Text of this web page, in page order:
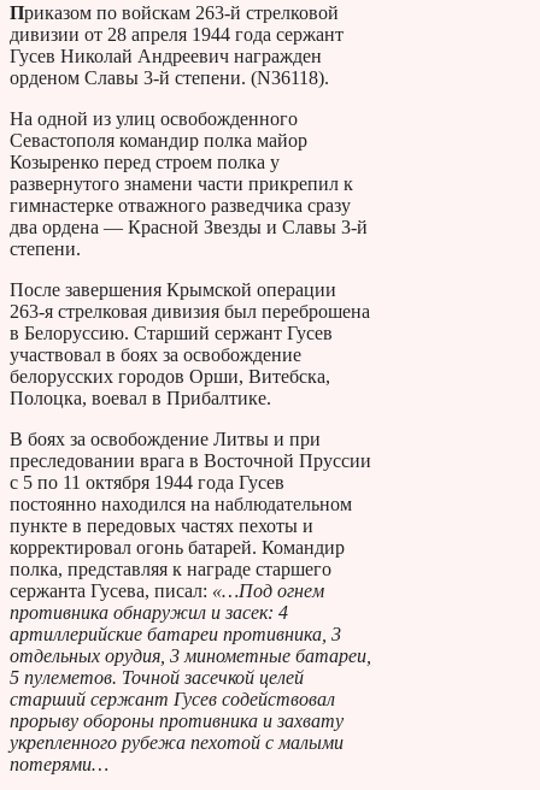
Приказом по войскам 263-й стрелковой
дивизии от 28 апреля 1944 года сержант
Гусев Николай Андреевич награжден
орденом Славы 3-й степени. (N36118).
На одной из улиц освобожденного
Севастополя командир полка майор
Козыренко перед строем полка у
развернутого знамени части прикрепил к
гимнастерке отважного разведчика сразу
два ордена — Красной Звезды и Славы 3-й
степени.
После завершения Крымской операции
263-я стрелковая дивизия был переброшена
в Белоруссию. Старший сержант Гусев
участвовал в боях за освобождение
белорусских городов Орши, Витебска,
Полоцка, воевал в Прибалтике.
В боях за освобождение Литвы и при
преследовании врага в Восточной Пруссии
с 5 по 11 октября 1944 года Гусев
постоянно находился на наблюдательном
пункте в передовых частях пехоты и
корректировал огонь батарей. Командир
полка, представляя к награде старшего
сержанта Гусева, писал: «…Под огнем
противника обнаружил и засек: 4
артиллерийские батареи противника, 3
отдельных орудия, 3 минометные батареи,
5 пулеметов. Точной засечкой целей
старший сержант Гусев содействовал
прорыву обороны противника и захвату
укрепленного рубежа пехотой с малыми
потерями…